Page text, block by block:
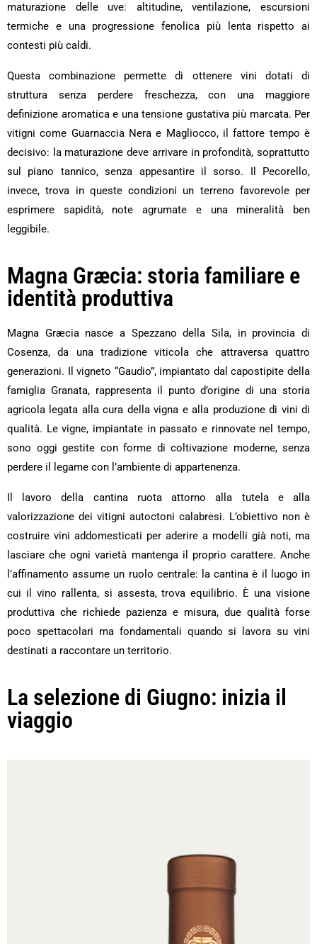
maturazione delle uve: altitudine, ventilazione, escursioni
termiche e una progressione fenolica più lenta rispetto ai
contesti più caldi.
Questa combinazione permette di ottenere vini dotati di
struttura senza perdere freschezza, con una maggiore
definizione aromatica e una tensione gustativa più marcata. Per
vitigni come Guarnaccia Nera e Magliocco, il fattore tempo è
decisivo: la maturazione deve arrivare in profondità, soprattutto
sul piano tannico, senza appesantire il sorso. Il Pecorello,
invece, trova in queste condizioni un terreno favorevole per
esprimere sapidità, note agrumate e una mineralità ben
leggibile.
Magna Græcia: storia familiare e
identità produttiva
Magna Græcia nasce a Spezzano della Sila, in provincia di
Cosenza, da una tradizione viticola che attraversa quattro
generazioni. Il vigneto “Gaudio”, impiantato dal capostipite della
famiglia Granata, rappresenta il punto d’origine di una storia
agricola legata alla cura della vigna e alla produzione di vini di
qualità. Le vigne, impiantate in passato e rinnovate nel tempo,
sono oggi gestite con forme di coltivazione moderne, senza
perdere il legame con l’ambiente di appartenenza.
Il lavoro della cantina ruota attorno alla tutela e alla
valorizzazione dei vitigni autoctoni calabresi. L’obiettivo non è
costruire vini addomesticati per aderire a modelli già noti, ma
lasciare che ogni varietà mantenga il proprio carattere. Anche
l’affinamento assume un ruolo centrale: la cantina è il luogo in
cui il vino rallenta, si assesta, trova equilibrio. È una visione
produttiva che richiede pazienza e misura, due qualità forse
poco spettacolari ma fondamentali quando si lavora su vini
destinati a raccontare un territorio.
La selezione di Giugno: inizia il
viaggio